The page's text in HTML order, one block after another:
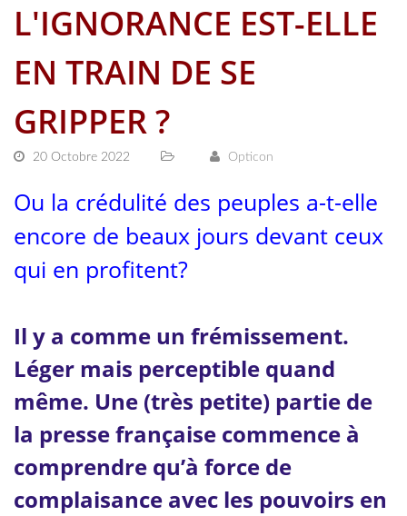
L'IGNORANCE EST-ELLE
EN TRAIN DE SE
GRIPPER ?
20 Octobre 2022 Opticon
Ou la crédulité des peuples a-t-elle
encore de beaux jours devant ceux
qui en profitent?
Il y a comme un frémissement.
Léger mais perceptible quand
même. Une (très petite) partie de
la presse française commence à
comprendre qu’à force de
complaisance avec les pouvoirs en